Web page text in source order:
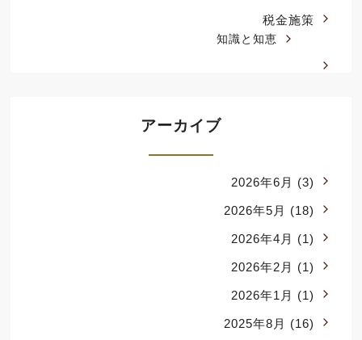
税金施策
知識と知恵
アーカイブ
2026年6月 (3)
2026年5月 (18)
2026年4月 (1)
2026年2月 (1)
2026年1月 (1)
2025年8月 (16)